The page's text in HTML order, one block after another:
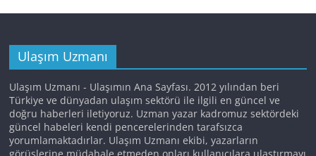
Ulaşım Uzmanı
Ulaşım Uzmanı - Ulaşımın Ana Sayfası. 2012 yılından beri
Türkiye ve dünyadan ulaşım sektörü ile ilgili en güncel ve
doğru haberleri iletiyoruz. Uzman yazar kadromuz sektördeki
güncel habeleri kendi pencerelerinden tarafsızca
yorumlamaktadırlar. Ulaşım Uzmanı ekibi, yazarların